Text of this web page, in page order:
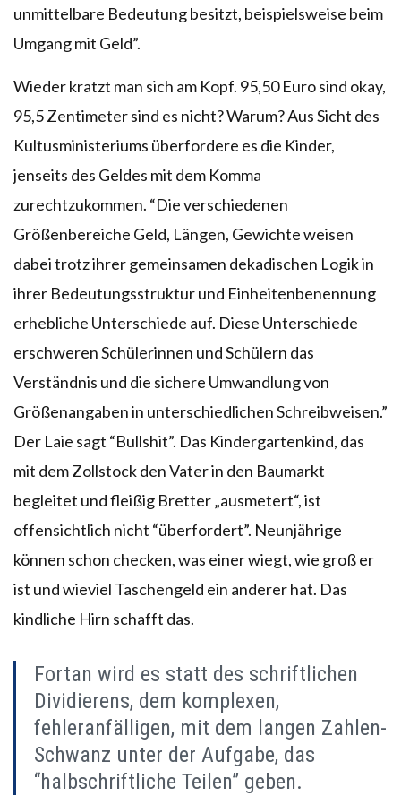
unmittelbare Bedeutung besitzt, beispielsweise beim
Umgang mit Geld”.
Wieder kratzt man sich am Kopf. 95,50 Euro sind okay,
95,5 Zentimeter sind es nicht? Warum? Aus Sicht des
Kultusministeriums überfordere es die Kinder,
jenseits des Geldes mit dem Komma
zurechtzukommen. “Die verschiedenen
Größenbereiche Geld, Längen, Gewichte weisen
dabei trotz ihrer gemeinsamen dekadischen Logik in
ihrer Bedeutungsstruktur und Einheitenbenennung
erhebliche Unterschiede auf. Diese Unterschiede
erschweren Schülerinnen und Schülern das
Verständnis und die sichere Umwandlung von
Größenangaben in unterschiedlichen Schreibweisen.”
Der Laie sagt “Bullshit”. Das Kindergartenkind, das
mit dem Zollstock den Vater in den Baumarkt
begleitet und fleißig Bretter „ausmetert“, ist
offensichtlich nicht “überfordert”. Neunjährige
können schon checken, was einer wiegt, wie groß er
ist und wieviel Taschengeld ein anderer hat. Das
kindliche Hirn schafft das.
Fortan wird es statt des schriftlichen
Dividierens, dem komplexen,
fehleranfälligen, mit dem langen Zahlen-
Schwanz unter der Aufgabe, das
“halbschriftliche Teilen” geben.